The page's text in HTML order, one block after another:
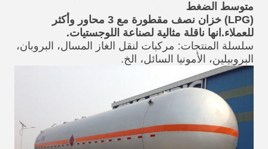
متوسط الضغط
(LPG) خزان نصف مقطورة مع 3 محاور وأكثر
للعملاء.انها ناقلة مثالية لصناعة اللوجستيات.
سلسلة المنتجات: مركبات لنقل الغاز المسال، البروبان،
البروبيلين، الأمونيا السائل، الخ.